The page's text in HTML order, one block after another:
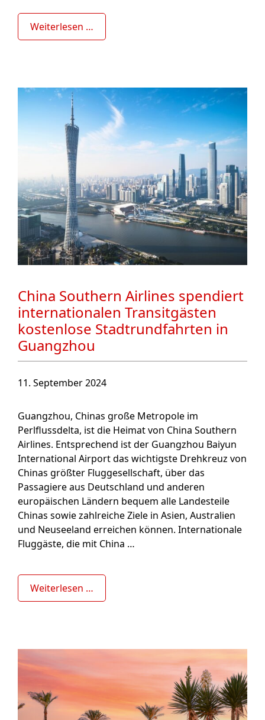
Weiterlesen …
China Southern Airlines spendiert
internationalen Transitgästen
kostenlose Stadtrundfahrten in
Guangzhou
11. September 2024
Guangzhou, Chinas große Metropole im
Perlflussdelta, ist die Heimat von China Southern
Airlines. Entsprechend ist der Guangzhou Baiyun
International Airport das wichtigste Drehkreuz von
Chinas größter Fluggesellschaft, über das
Passagiere aus Deutschland und anderen
europäischen Ländern bequem alle Landesteile
Chinas sowie zahlreiche Ziele in Asien, Australien
und Neuseeland erreichen können. Internationale
Fluggäste, die mit China …
Weiterlesen …